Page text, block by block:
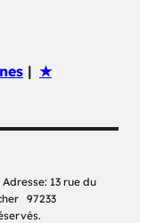
| ★
13 rue du
97233